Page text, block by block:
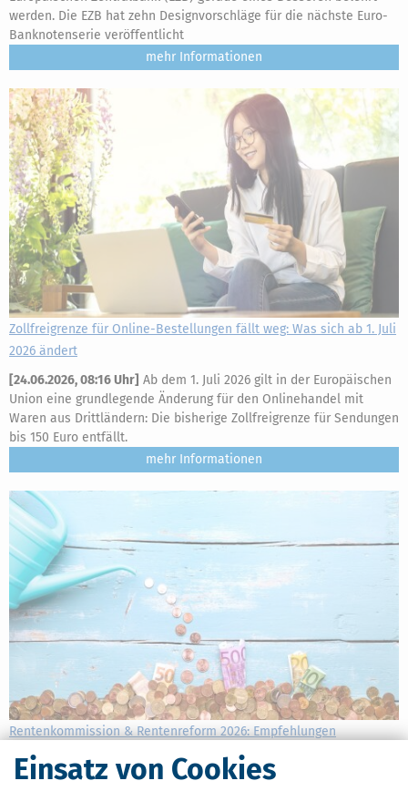
Einsatz von Cookies
werden. Die EZB hat zehn Designvorschläge für die nächste Euro-
Banknotenserie veröffentlicht
mehr
Zollfreigrenze für Online-Bestellungen fällt weg: Was sich ab 1. Juli
2026 ändert
[24.06.2026, 08:16 Uhr] Ab dem 1. Juli 2026 gilt in der Europäischen
Union eine grundlegende Änderung für den Onlinehandel mit
Waren aus Drittländern: Die bisherige Zollfreigrenze für Sendungen
bis 150 Euro entfällt.
mehr
Rentenkommission & Rentenreform 2026: Empfehlungen
verständlich erklärt
23.06.2026, 11:15 Uhr ]Die Rentenkommission